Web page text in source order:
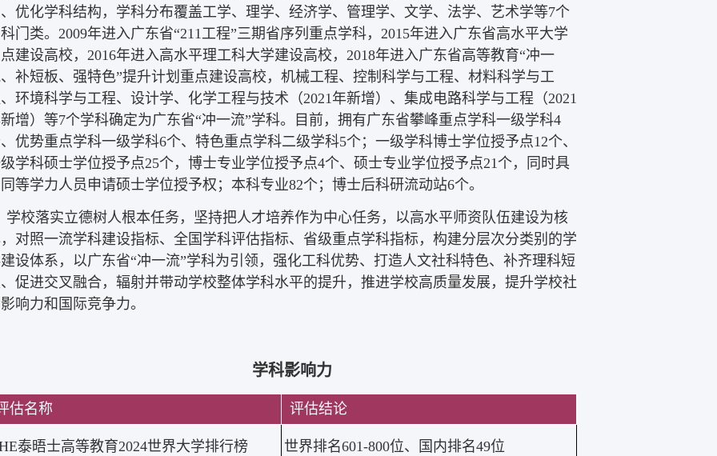
优化学科结构，学科分布覆盖工学、理学、经济学、管理学、文学、法学、艺术学等7个
门类。2009年进入广东省“211工程”三期省序列重点学科，2015年进入广东省高水平大学
建设高校，2016年进入高水平理工科大学建设高校，2018年进入广东省高等教育“冲一
补短板、强特色”提升计划重点建设高校，机械工程、控制科学与工程、材料科学与工
环境科学与工程、设计学、化学工程与技术（2021年新增）、集成电路科学与工程（2021
增）等7个学科确定为广东省“冲一流”学科。目前，拥有广东省攀峰重点学科一级学科4
优势重点学科一级学科6个、特色重点学科二级学科5个；一级学科博士学位授予点12个、
学科硕士学位授予点25个，博士专业学位授予点4个、硕士专业学位授予点21个，同时具
等学力人员申请硕士学位授予权；本科专业82个；博士后科研流动站6个。
学校落实立德树人根本任务，坚持把人才培养作为中心任务，以高水平师资队伍建设为核
对照一流学科建设指标、全国学科评估指标、省级重点学科指标，构建分层次分类别的学
设体系，以广东省“冲一流”学科为引领，强化工科优势、打造人文社科特色、补齐理科短
促进交叉融合，辐射并带动学校整体学科水平的提升，推进学校高质量发展，提升学校社
响力和国际竞争力。
学科影响力
估名称 评估结论
泰晤士高等教育2024世界大学排行榜 世界排名601-800位、国内排名49位